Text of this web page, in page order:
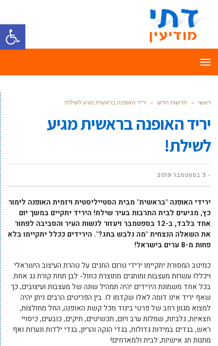
פתח
תפריט
ראשי » חדשות חדש » יריד האופנה בראשית מגיע לשילת!
יריד האופנה בראשית מגיע
לשילת!
3 בספטמבר 2019
ירידי האופנה "בראשית" מבית הסטייליסטית ויזמית האופנה לימור
כץ, מגיעים לבית התרבות בעיר שילת! היריד יתקיים במשך יום
אחד בלבד, ב-12 בספטמבר ויעזור לנשות העיר והסביבה לפתור
את השאלה הנצחית "מה נלבש בחג?". הירידים ככלל יתקיימו בלא
פחות מ-8 ערים בישראל!
כמיטב המסורת יתקיימו ירידי טרום החגים על טהרת העיצוב הישראלי
ויכללו עשרות מעצבות ומותגים מתוצרת כחול- לבן תחת קורת גג אחת.
בכל אחד משמונת הירידים יהיה תמהיל שונה של מעצבות ועיצובים, כך
שאף יריד אינו דומה לאלו שקדמו לו. בין הפריטים הרבים ניתן יהיה
למצוא מגוון רחב של פרטי ביגוד מכל קשת האופנה, החל מחולצות,
חצאיות, גלביות, שמלות ערב ויום, תכשיטים, תיקים, כובעים, כיסויי
ראש, בגדים במידות גדולות, בגדי הנקה והריון, בגדי ילדות ונערות ואף
מתנות חג אישיות, לבית ולמארחים!